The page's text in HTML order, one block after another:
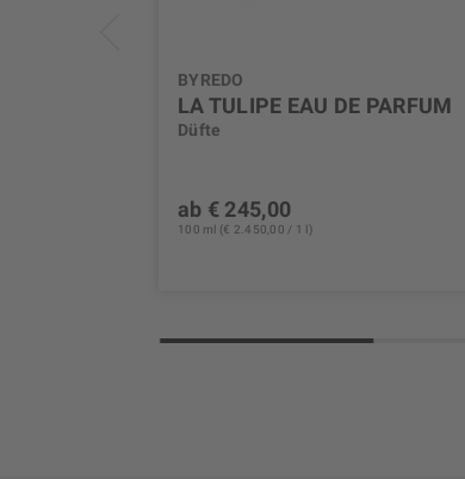
BYREDO
LA TULIPE EAU DE PARFUM
Düfte
ab € 245,00
100 ml (€ 2.450,00 / 1 l)